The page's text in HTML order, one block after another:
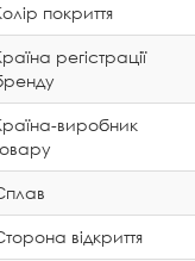
покриття
регістрації
виробник
відкриття